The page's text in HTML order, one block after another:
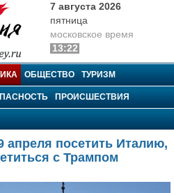
7 августа 2026
пятница
московское время
13:22
ОБЩЕСТВО ТУРИЗМ
ПРОИСШЕСТВИЯ
апреля посетить Италию,
с Трампом